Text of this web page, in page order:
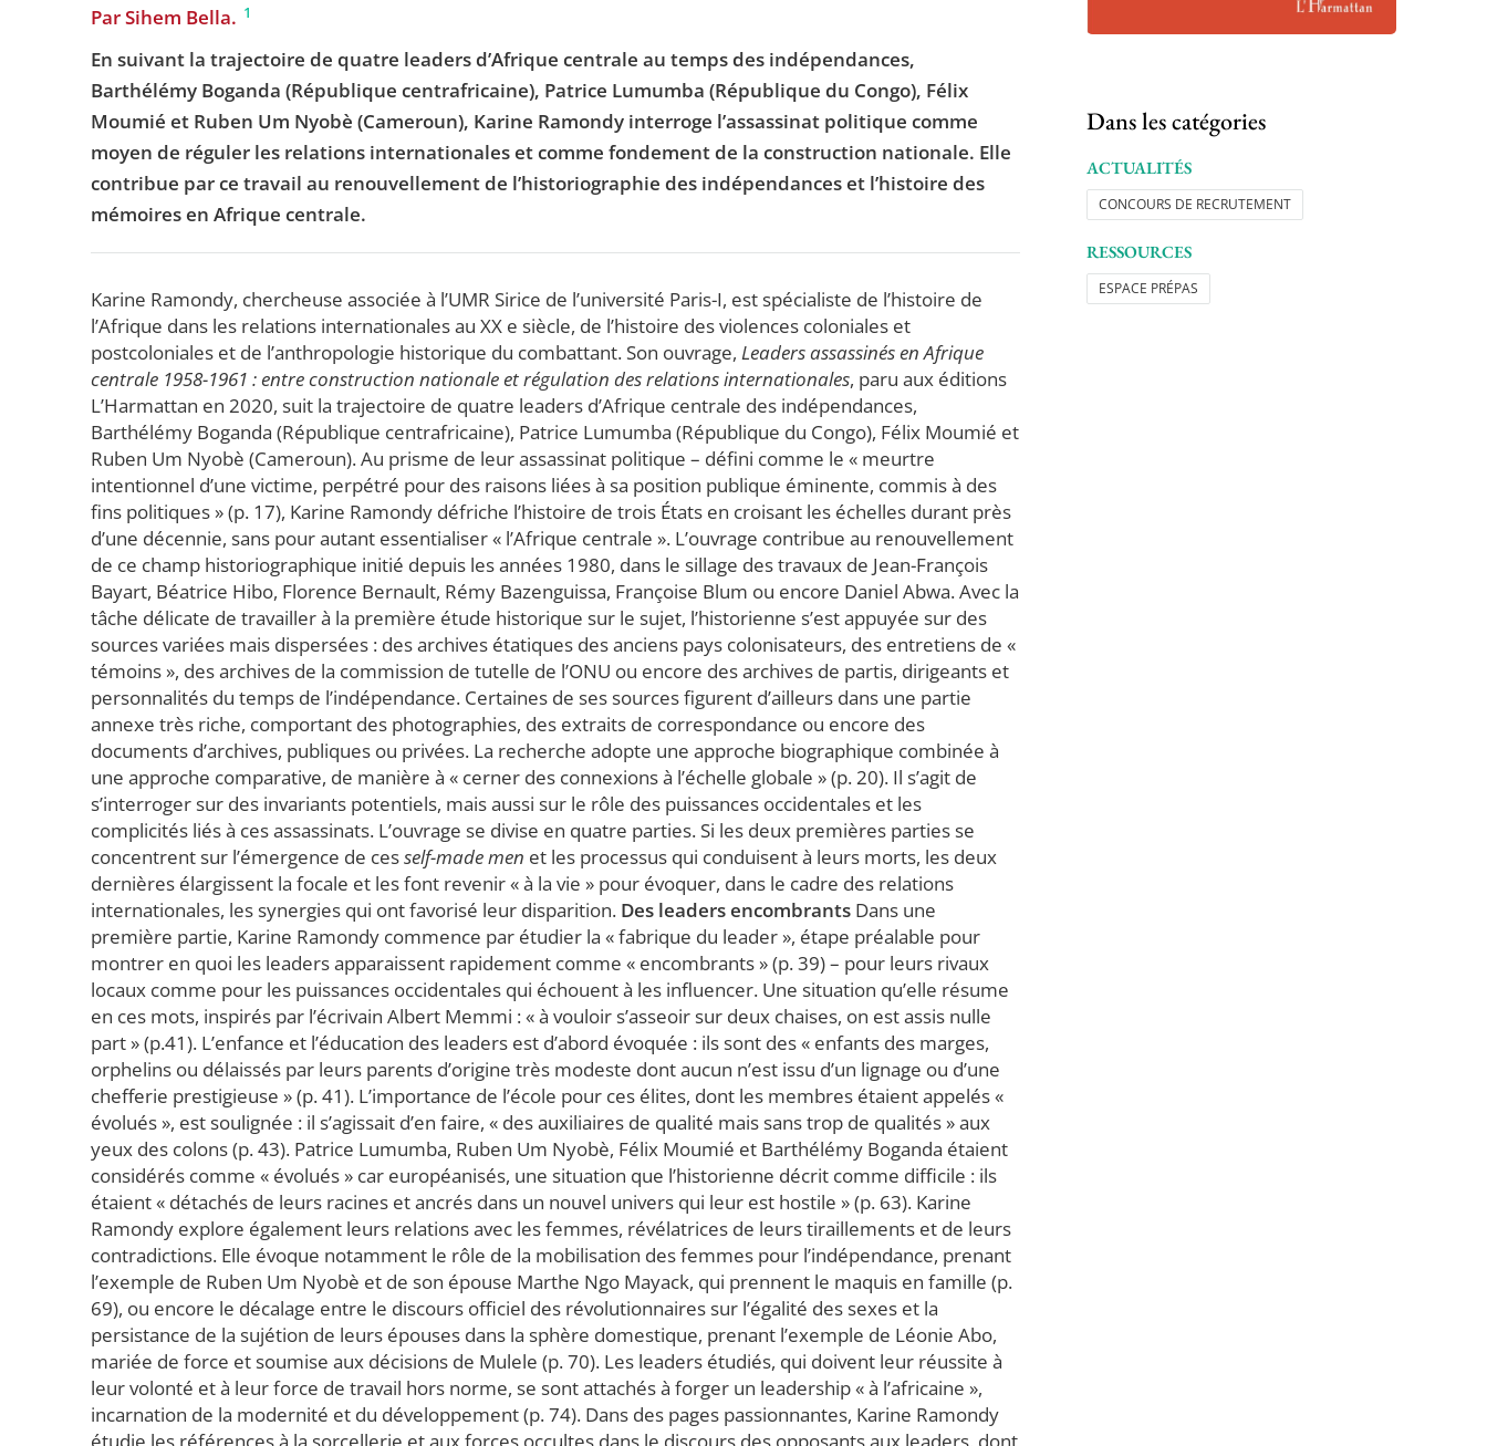
Par Sihem Bella. 1
En suivant la trajectoire de quatre leaders d’Afrique centrale au temps des indépendances,
Barthélémy Boganda (République centrafricaine), Patrice Lumumba (République du Congo), Félix
Moumié et Ruben Um Nyobè (Cameroun), Karine Ramondy interroge l’assassinat politique comme
moyen de réguler les relations internationales et comme fondement de la construction nationale. Elle
contribue par ce travail au renouvellement de l’historiographie des indépendances et l’histoire des
mémoires en Afrique centrale.
Karine Ramondy, chercheuse associée à l’UMR Sirice de l’université Paris-I, est spécialiste de l’histoire de
l’Afrique dans les relations internationales au XX e siècle, de l’histoire des violences coloniales et
postcoloniales et de l’anthropologie historique du combattant. Son ouvrage, Leaders assassinés en Afrique
centrale 1958-1961 : entre construction nationale et régulation des relations internationales, paru aux éditions
L’Harmattan en 2020, suit la trajectoire de quatre leaders d’Afrique centrale des indépendances,
Barthélémy Boganda (République centrafricaine), Patrice Lumumba (République du Congo), Félix Moumié et
Ruben Um Nyobè (Cameroun). Au prisme de leur assassinat politique – défini comme le « meurtre
intentionnel d’une victime, perpétré pour des raisons liées à sa position publique éminente, commis à des
fins politiques » (p. 17), Karine Ramondy défriche l’histoire de trois États en croisant les échelles durant près
d’une décennie, sans pour autant essentialiser « l’Afrique centrale ». L’ouvrage contribue au renouvellement
de ce champ historiographique initié depuis les années 1980, dans le sillage des travaux de Jean-François
Bayart, Béatrice Hibo, Florence Bernault, Rémy Bazenguissa, Françoise Blum ou encore Daniel Abwa. Avec la
tâche délicate de travailler à la première étude historique sur le sujet, l’historienne s’est appuyée sur des
sources variées mais dispersées : des archives étatiques des anciens pays colonisateurs, des entretiens de «
témoins », des archives de la commission de tutelle de l’ONU ou encore des archives de partis, dirigeants et
personnalités du temps de l’indépendance. Certaines de ses sources figurent d’ailleurs dans une partie
annexe très riche, comportant des photographies, des extraits de correspondance ou encore des
documents d’archives, publiques ou privées. La recherche adopte une approche biographique combinée à
une approche comparative, de manière à « cerner des connexions à l’échelle globale » (p. 20). Il s’agit de
s’interroger sur des invariants potentiels, mais aussi sur le rôle des puissances occidentales et les
complicités liés à ces assassinats. L’ouvrage se divise en quatre parties. Si les deux premières parties se
concentrent sur l’émergence de cesself-made men et les processus qui conduisent à leurs morts, les deux
dernières élargissent la focale et les font revenir « à la vie » pour évoquer, dans le cadre des relations
internationales, les synergies qui ont favorisé leur disparition. Des leaders encombrants Dans une
première partie, Karine Ramondy commence par étudier la « fabrique du leader », étape préalable pour
montrer en quoi les leaders apparaissent rapidement comme « encombrants » (p. 39) – pour leurs rivaux
locaux comme pour les puissances occidentales qui échouent à les influencer. Une situation qu’elle résume
en ces mots, inspirés par l’écrivain Albert Memmi : « à vouloir s’asseoir sur deux chaises, on est assis nulle
part » (p.41). L’enfance et l’éducation des leaders est d’abord évoquée : ils sont des « enfants des marges,
orphelins ou délaissés par leurs parents d’origine très modeste dont aucun n’est issu d’un lignage ou d’une
chefferie prestigieuse » (p. 41). L’importance de l’école pour ces élites, dont les membres étaient appelés «
évolués », est soulignée : il s’agissait d’en faire, « des auxiliaires de qualité mais sans trop de qualités » aux
yeux des colons (p. 43). Patrice Lumumba, Ruben Um Nyobè, Félix Moumié et Barthélémy Boganda étaient
considérés comme « évolués » car européanisés, une situation que l’historienne décrit comme difficile : ils
étaient « détachés de leurs racines et ancrés dans un nouvel univers qui leur est hostile » (p. 63). Karine
Ramondy explore également leurs relations avec les femmes, révélatrices de leurs tiraillements et de leurs
contradictions. Elle évoque notamment le rôle de la mobilisation des femmes pour l’indépendance, prenant
l’exemple de Ruben Um Nyobè et de son épouse Marthe Ngo Mayack, qui prennent le maquis en famille (p.
69), ou encore le décalage entre le discours officiel des révolutionnaires sur l’égalité des sexes et la
persistance de la sujétion de leurs épouses dans la sphère domestique, prenant l’exemple de Léonie Abo,
mariée de force et soumise aux décisions de Mulele (p. 70). Les leaders étudiés, qui doivent leur réussite à
leur volonté et à leur force de travail hors norme, se sont attachés à forger un leadership « à l’africaine »,
incarnation de la modernité et du développement (p. 74). Dans des pages passionnantes, Karine Ramondy
Dans les catégories
ACTUALITÉS
CONCOURS DE RECRUTEMENT
RESSOURCES
ESPACE PRÉPAS